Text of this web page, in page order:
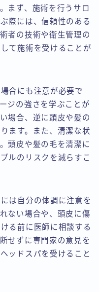
まず、施術を行うサロ
際には、信頼性のある
者の技術や衛生管理の
て施術を受けることが
合にも注意が必要で
ジの強さを学ぶことが
場合、逆に頭皮や髪の
ます。また、清潔な状
頭皮や髪の毛を清潔に
ルのリスクを減らすこ
は自分の体調に注意を
ない場合や、頭皮に傷
る前に医師に相談する
せずに専門家の意見を
ッドスパを受けること